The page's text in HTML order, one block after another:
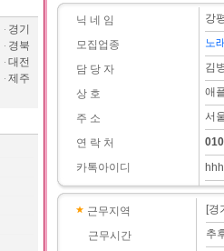
경기
경북
대전
제주
닉 네 임
모집업종
담 당 자
상 호
주 소
연 락 처
카톡아이디
강
노
김
애
서
근무지역
근무시간
[경
추